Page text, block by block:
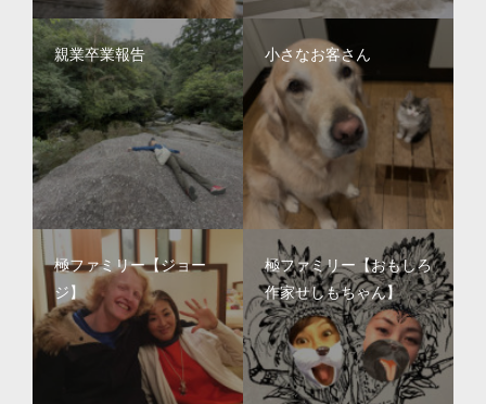
親業卒業報告 小さなお客さん
極ファミリー【ジョー
ジ】
極ファミリー【おもしろ
作家せしもちゃん】